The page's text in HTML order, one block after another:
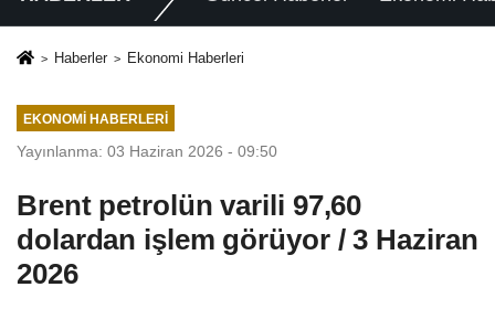
Haberler Ekonomi Haberleri
EKONOMI HABERLERI
Yayınlanma: 03 Haziran 2026 - 09:50
Brent petrolün varili 97,60
dolardan işlem görüyor / 3 Haziran
2026